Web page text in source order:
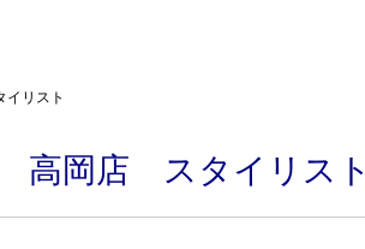
リスト
高岡店 スタイリスト